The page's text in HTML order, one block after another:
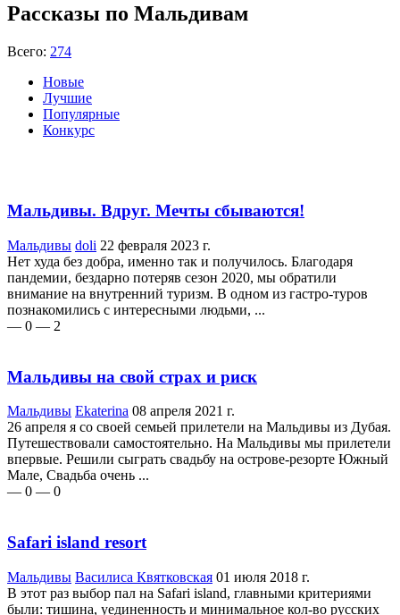
Рассказы по Мальдивам
Всего: 274
Новые
Лучшие
Популярные
Конкурс
Мальдивы. Вдруг. Мечты сбываются!
Мальдивы doli 22 февраля 2023 г.
Нет худа без добра, именно так и получилось. Благодаря
пандемии, бездарно потеряв сезон 2020, мы обратили
внимание на внутренний туризм. В одном из гастро-туров
познакомились с интересными людьми, ...
— 0 — 2
Мальдивы на свой страх и риск
Мальдивы Ekaterina 08 апреля 2021 г.
26 апреля я со своей семьей прилетели на Мальдивы из Дубая.
Путешествовали самостоятельно. На Мальдивы мы прилетели
впервые. Решили сыграть свадьбу на острове-резорте Южный
Мале, Свадьба очень ...
— 0 — 0
Safari island resort
Мальдивы Василиса Квятковская 01 июля 2018 г.
В этот раз выбор пал на Safari island, главными критериями
были: тишина, уединенность и минимальное кол-во русских